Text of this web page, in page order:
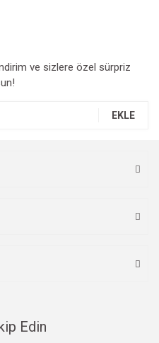
ve sizlere özel sürpriz
EKLE
Edin